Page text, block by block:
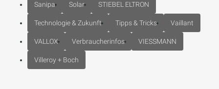
Sanipa Solar STIEBEL ELTRON
Technologie & Zukunft Tipps & Tricks Vaillant
VALLOX Verbraucherinfos VIESSMANN
Villeroy + Boch